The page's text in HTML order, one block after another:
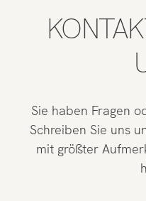
Sie haben Fragen
Schreiben Sie uns
mit größter